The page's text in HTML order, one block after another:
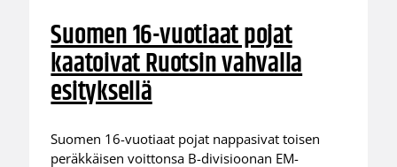
Suomen 16-vuotiaat pojat
kaatoivat Ruotsin vahvalla
esityksellä
Suomen 16-vuotiaat pojat nappasivat toisen
peräkkäisen voittonsa B-divisioonan EM-